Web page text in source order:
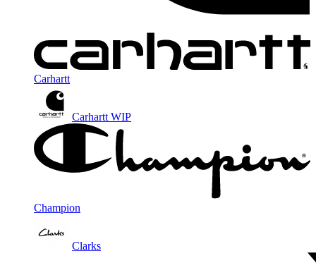
Carhartt
Carhartt WIP
Champion
Clarks